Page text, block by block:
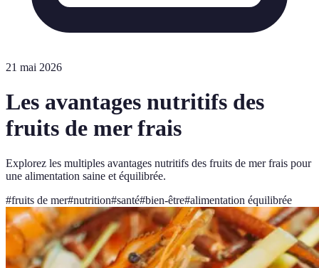
21 mai 2026
Les avantages nutritifs des
fruits de mer frais
Explorez les multiples avantages nutritifs des fruits de mer frais pour
une alimentation saine et équilibrée.
#fruits de mer#nutrition#santé#bien-être#alimentation équilibrée